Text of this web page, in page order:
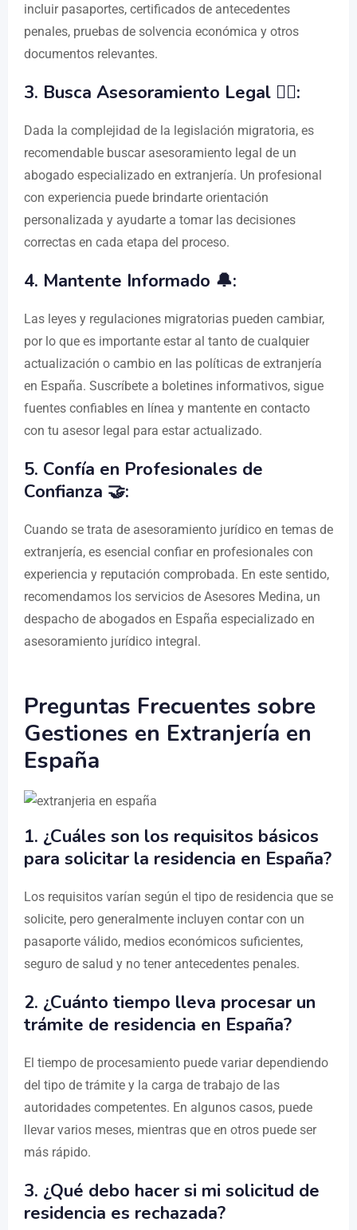
incluir pasaportes, certificados de antecedentes
penales, pruebas de solvencia económica y otros
documentos relevantes.
3. Busca Asesoramiento Legal 👨‍⚖️:
Dada la complejidad de la legislación migratoria, es
recomendable buscar asesoramiento legal de un
abogado especializado en extranjería. Un profesional
con experiencia puede brindarte orientación
personalizada y ayudarte a tomar las decisiones
correctas en cada etapa del proceso.
4. Mantente Informado 🔔:
Las leyes y regulaciones migratorias pueden cambiar,
por lo que es importante estar al tanto de cualquier
actualización o cambio en las políticas de extranjería
en España. Suscríbete a boletines informativos, sigue
fuentes confiables en línea y mantente en contacto
con tu asesor legal para estar actualizado.
5. Confía en Profesionales de
Confianza 🤝:
Cuando se trata de asesoramiento jurídico en temas de
extranjería, es esencial confiar en profesionales con
experiencia y reputación comprobada. En este sentido,
recomendamos los servicios de Asesores Medina, un
despacho de abogados en España especializado en
asesoramiento jurídico integral.
Preguntas Frecuentes sobre
Gestiones en Extranjería en
España
1. ¿Cuáles son los requisitos básicos
para solicitar la residencia en España?
Los requisitos varían según el tipo de residencia que se
solicite, pero generalmente incluyen contar con un
pasaporte válido, medios económicos suficientes,
seguro de salud y no tener antecedentes penales.
2. ¿Cuánto tiempo lleva procesar un
trámite de residencia en España?
El tiempo de procesamiento puede variar dependiendo
del tipo de trámite y la carga de trabajo de las
autoridades competentes. En algunos casos, puede
llevar varios meses, mientras que en otros puede ser
más rápido.
3. ¿Qué debo hacer si mi solicitud de
residencia es rechazada?